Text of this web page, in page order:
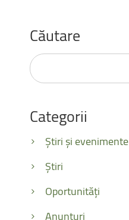
Căutare
Căutare
...
Categorii
Știri și evenimente
Știri
Oportunități
Anunțuri